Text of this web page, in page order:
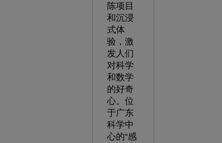
陈项目
和沉浸
式体
验，激
发人们
对科学
和数学
的好奇
心。位
于广东
科学中
心的“感